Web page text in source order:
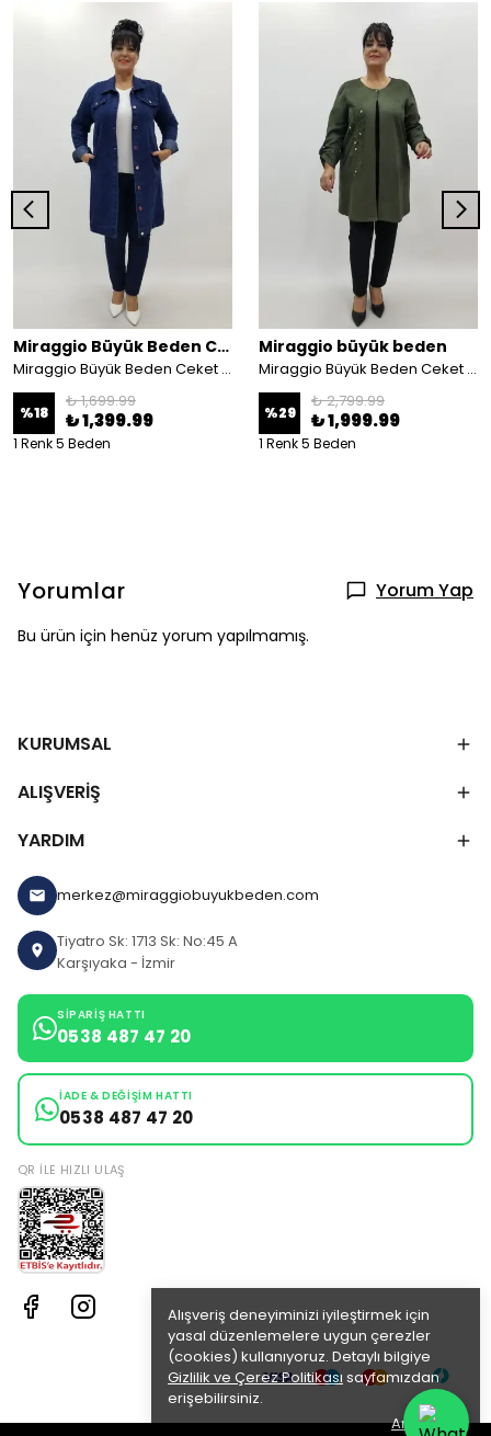
Alışveriş deneyiminizi iyileştirmek için
yasal düzenlemelere uygun çerezler
(cookies) kullanıyoruz. Detaylı bilgiye
Gizlilik ve Çerez Politikası sayfamızdan
erişebilirsiniz.
Anladım
Miraggio Büyük Beden Ceket
Miraggio Büyük Beden Ceket 4056 KOT LACİ
%18
₺ 1,699.99
₺ 1,399.99
1 Renk 5 Beden
Miraggio büyük beden
Miraggio Büyük Beden Ceket 4154 HAKİ
%29
₺ 2,799.99
₺ 1,999.99
1 Renk 5 Beden
Yorumlar Yorum Yap
Bu ürün için henüz yorum yapılmamış.
KURUMSAL
ALIŞVERİŞ
YARDIM
merkez@miraggiobuyukbeden.com
Tiyatro Sk: 1713 Sk: No:45 A
Karşıyaka - İzmir
SIPARIŞ HATTI
0538 487 47 20
İADE & DEĞIŞIM HATTI
0538 487 47 20
QR ILE HIZLI ULAŞ